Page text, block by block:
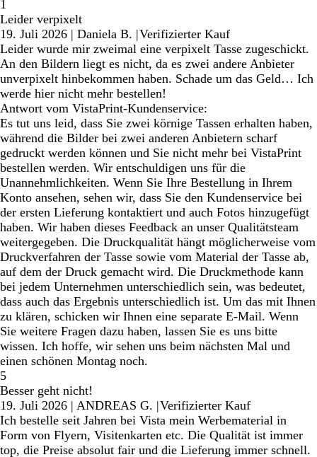
1
Leider verpixelt
19. Juli 2026 | Daniela B. |Verifizierter Kauf
Leider wurde mir zweimal eine verpixelt Tasse zugeschickt.
An den Bildern liegt es nicht, da es zwei andere Anbieter
unverpixelt hinbekommen haben. Schade um das Geld… Ich
werde hier nicht mehr bestellen!
Antwort vom VistaPrint-Kundenservice:
Es tut uns leid, dass Sie zwei körnige Tassen erhalten haben,
während die Bilder bei zwei anderen Anbietern scharf
gedruckt werden können und Sie nicht mehr bei VistaPrint
bestellen werden. Wir entschuldigen uns für die
Unannehmlichkeiten. Wenn Sie Ihre Bestellung in Ihrem
Konto ansehen, sehen wir, dass Sie den Kundenservice bei
der ersten Lieferung kontaktiert und auch Fotos hinzugefügt
haben. Wir haben dieses Feedback an unser Qualitätsteam
weitergegeben. Die Druckqualität hängt möglicherweise vom
Druckverfahren der Tasse sowie vom Material der Tasse ab,
auf dem der Druck gemacht wird. Die Druckmethode kann
bei jedem Unternehmen unterschiedlich sein, was bedeutet,
dass auch das Ergebnis unterschiedlich ist. Um das mit Ihnen
zu klären, schicken wir Ihnen eine separate E-Mail. Wenn
Sie weitere Fragen dazu haben, lassen Sie es uns bitte
wissen. Ich hoffe, wir sehen uns beim nächsten Mal und
einen schönen Montag noch.
5
Besser geht nicht!
19. Juli 2026 | ANDREAS G. |Verifizierter Kauf
Ich bestelle seit Jahren bei Vista mein Werbematerial in
Form von Flyern, Visitenkarten etc. Die Qualität ist immer
top, die Preise absolut fair und die Lieferung immer schnell.